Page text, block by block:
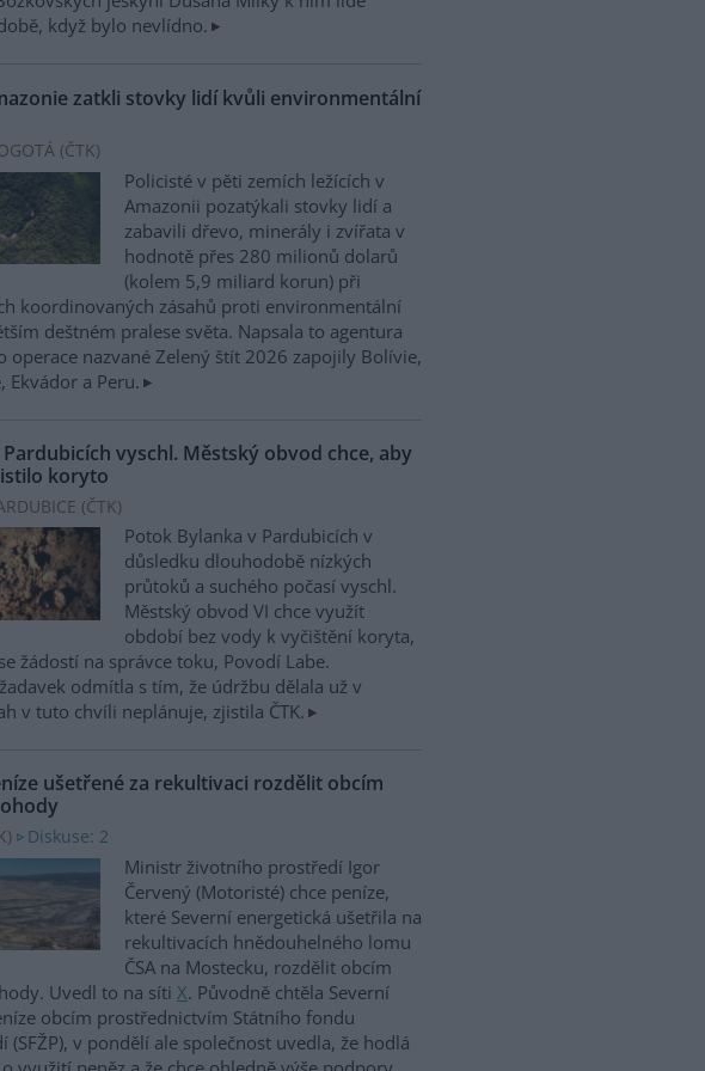
když bylo nevlídno.
zatkli stovky lidí kvůli environmentální
(ČTK)
Policisté v pěti zemích ležících v
Amazonii pozatýkali stovky lidí a
zabavili dřevo, minerály i zvířata v
hodnotě přes 280 milionů dolarů
(kolem 5,9 miliard korun) při
koordinovaných zásahů proti environmentální
deštném pralese světa. Napsala to agentura
operace nazvané Zelený štít 2026 zapojily Bolívie,
Ekvádor a Peru.
vyschl. Městský obvod chce, aby
koryto
(ČTK)
Potok Bylanka v Pardubicích v
důsledku dlouhodobě nízkých
průtoků a suchého počasí vyschl.
Městský obvod VI chce využít
období bez vody k vyčištění koryta,
žádostí na správce toku, Povodí Labe.
odmítla s tím, že údržbu dělala už v
v tuto chvíli neplánuje, zjistila ČTK.
ušetřené za rekultivaci rozdělit obcím
) Diskuse: 2
Ministr životního prostředí Igor
Červený (Motoristé) chce peníze,
které Severní energetická ušetřila na
rekultivacích hnědouhelného lomu
ČSA na Mostecku, rozdělit obcím
Uvedl to na síti X. Původně chtěla Severní
obcím prostřednictvím Státního fondu
v pondělí ale společnost uvedla, že hodlá